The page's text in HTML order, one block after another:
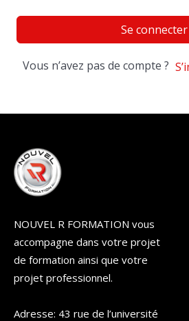
Se connecter
Vous n’avez pas de compte ?
NOUVEL R FORMATION vous
accompagne dans votre projet
de formation ainsi que votre
projet professionnel.
Adresse: 43 rue de l’université